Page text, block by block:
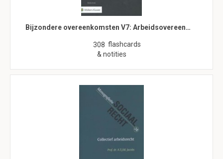
Bijzondere overeenkomsten V7: Arbeidsovereen…
308 flashcards
& notities